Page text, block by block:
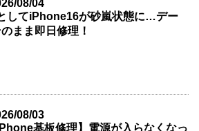
08/04
してiPhone16が砂嵐状態に…デー
まま即日修理！
08/03
基板修理】電源が入らなくなっ